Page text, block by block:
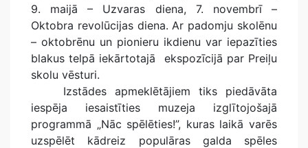
9. maijā – Uzvaras diena, 7. novembrī –
Oktobra revolūcijas diena. Ar padomju skolēnu
– oktobrēnu un pionieru ikdienu var iepazīties
blakus telpā iekārtotajā ekspozīcijā par Preiļu
skolu vēsturi.
Izstādes apmeklētājiem tiks piedāvāta
iespēja iesaistīties muzeja izglītojošajā
programmā „Nāc spēlēties!”, kuras laikā varēs
uzspēlēt kādreiz populāras galda spēles